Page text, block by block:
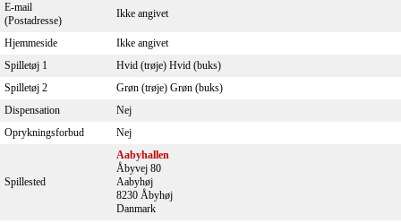
E-mail
(Postadresse)
Ikke angivet
Hjemmeside
Ikke angivet
Spilletøj 1
Hvid (trøje) Hvid (buks)
Spilletøj 2
Grøn (trøje) Grøn (buks)
Dispensation
Nej
Oprykningsforbud
Nej
Spillested
Aabyhallen
Åbyvej 80
Aabyhøj
8230 Åbyhøj
Danmark